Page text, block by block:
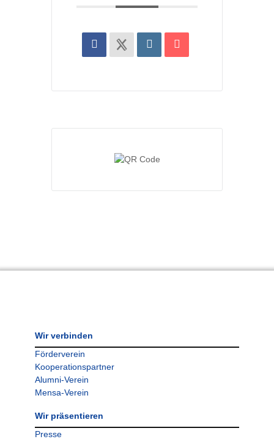
Wir verbinden
Förderverein
Kooperationspartner
Alumni-Verein
Mensa-Verein
Wir präsentieren
Presse